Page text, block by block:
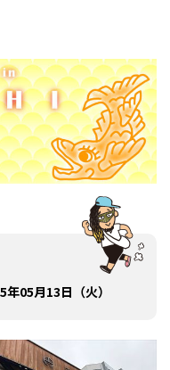
05月13日（火）